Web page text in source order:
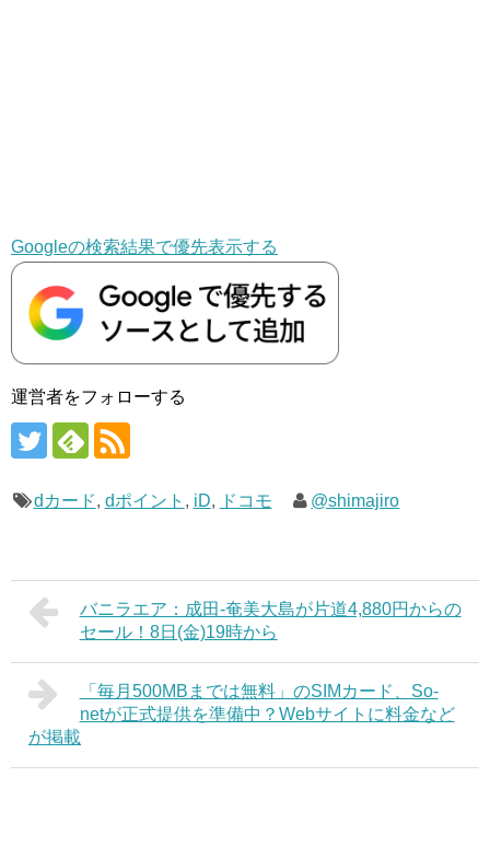
Googleの検索結果で優先表示する
運営者をフォローする
dカード, dポイント , iD, ドコモ @shimajiro
バニラエア：成田-奄美大島が片道4,880円からの
セール！8日(金)19時から
「毎月500MBまでは無料」のSIMカード、So-
netが正式提供を準備中？Webサイトに料金など
が掲載